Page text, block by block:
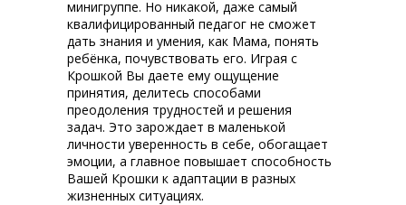
минигруппе. Но никакой, даже самый
квалифицированный педагог не сможет
дать знания и умения, как Мама, понять
ребёнка, почувствовать его. Играя с
Крошкой Вы даете ему ощущение
принятия, делитесь способами
преодоления трудностей и решения
задач. Это зарождает в маленькой
личности уверенность в себе, обогащает
эмоции, а главное повышает способность
Вашей Крошки к адаптации в разных
жизненных ситуациях.